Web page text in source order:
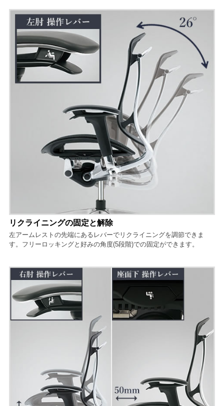
リクライニングの固定と解除
左アームレストの先端にあるレバーでリクライニングを調節できま
す。フリーロッキングと好みの角度(5段階)での固定ができます。